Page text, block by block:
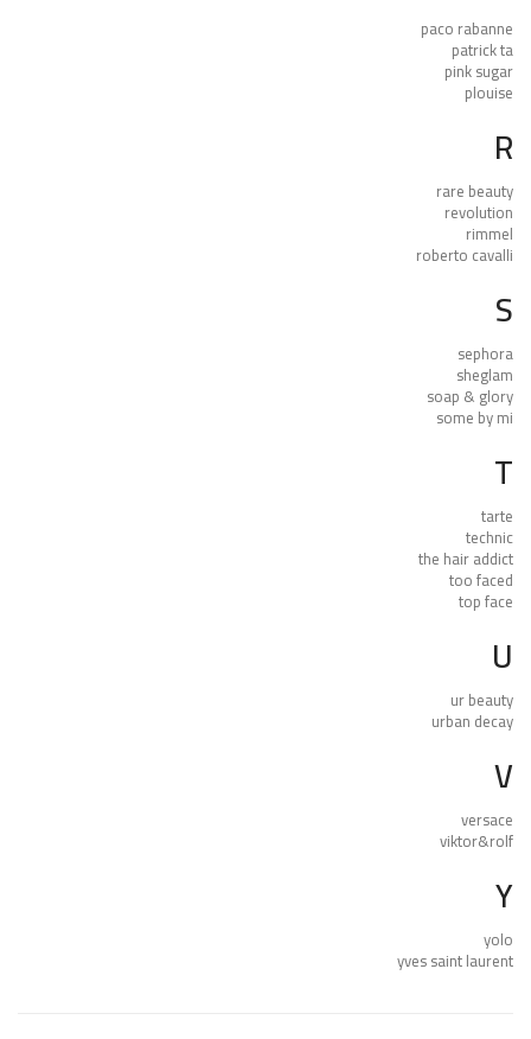
paco rabanne
patrick ta
pink sugar
plouise
R
rare beauty
revolution
rimmel
roberto cavalli
S
sephora
sheglam
soap & glory
some by mi
T
tarte
technic
the hair addict
too faced
top face
U
ur beauty
urban decay
V
versace
viktor&rolf
Y
yolo
yves saint laurent